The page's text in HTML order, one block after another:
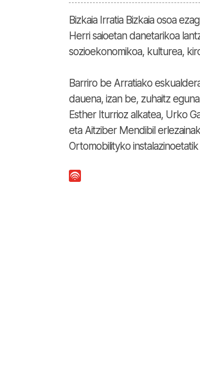
Bizkaia Irratia Bizkaia osoa
Herri saioetan danetarikoa
sozioekonomikoa, kulturea,
Barriro be Arratiako
dauena, izan be, zuhaitz
Esther Iturrioz alkatea, Urko
eta Aitziber Mendibil
Ortomobilityko